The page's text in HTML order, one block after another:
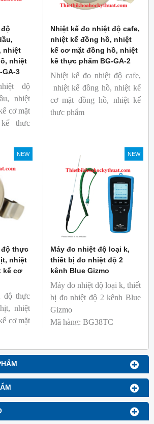
nhiệt
nhiệt
GA-3
độ
nhiệt
cơ mặt
thực
Gizmo
Nhiệt kế đo nhiệt độ cafe,
nhiệt kế đồng hồ, nhiệt
kế cơ mặt đồng hồ, nhiệt
kế thực phẩm BG-GA-2
Nhiệt kế đo nhiệt độ cafe,
nhiệt kế đồng hồ, nhiệt kế
cơ mặt đồng hồ, nhiệt kế
thực phẩm
NEW
độ thực
nhiệt
kế cơ
độ thực
nhiệt
cơ mặt
Gizmo
NEW
Máy đo nhiệt độ loại k,
thiết bị đo nhiệt độ 2
kênh Blue Gizmo
Máy đo nhiệt độ loại k, thiết
bị đo nhiệt độ 2 kênh Blue
Gizmo
Mã hàng: BG38TC